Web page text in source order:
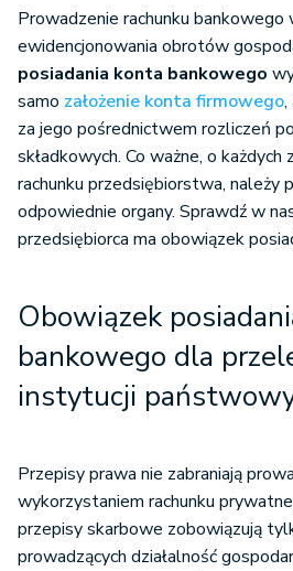
Wady korzystania z prywatnego
celów firmowych
Obowiązek posiadania konta
a mechanizm podzielonej płatności
Prowadzenie rachunku bankowego
ewidencjonowania obrotów
posiadania konta bankowego
samo założenie konta firmowego,
za jego pośrednictwem rozliczeń
składkowych. Co ważne, o każdych
rachunku przedsiębiorstwa, należy
odpowiednie organy. Sprawdź w
przedsiębiorca ma obowiązek
Obowiązek
bankowego dla
instytucji
Przepisy prawa nie zabraniają
wykorzystaniem rachunku
przepisy skarbowe zobowiązują
prowadzących działalność